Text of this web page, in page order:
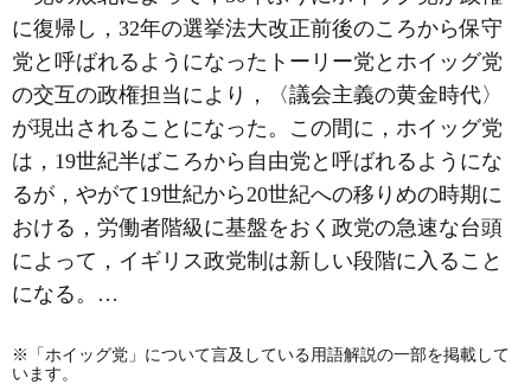
に復帰し，32年の選挙法大改正前後のころから保守
党と呼ばれるようになったトーリー党とホイッグ党
の交互の政権担当により，〈議会主義の黄金時代〉
が現出されることになった。この間に，ホイッグ党
は，19世紀半ばころから自由党と呼ばれるようにな
るが，やがて19世紀から20世紀への移りめの時期に
おける，労働者階級に基盤をおく政党の急速な台頭
によって，イギリス政党制は新しい段階に入ること
になる。…
※「ホイッグ党」について言及している用語解説の一部を掲載して
います。